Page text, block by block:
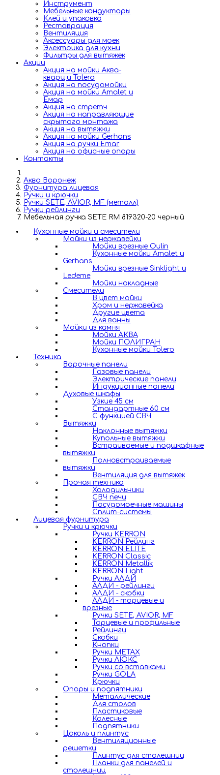
Инструмент
Мебельные кондукторы
Клей и упаковка
Реставрация
Вентиляция
Аксессуары для моек
Электрика для кухни
Фильтры для вытяжек
Акции
Акция на мойки Аква-
кварц и Tolero
Акция на посудомойки
Акция на мойки Amalet и
Емар
Акция на стретч
Акция на направляющие
скрытого монтажа
Акция на вытяжки
Акция на мойки Gerhans
Акция на ручки Emar
Акция на офисные опоры
Контакты
Аква Воронеж
Фурнитура лицевая
Ручки и крючки
Ручки SETE, AVIOR, MF (металл)
Ручки рейлинги
Мебельная ручка SETE RM 819320-20 черный
Кухонные мойки и смесители
Мойки из нержавейки
Мойки врезные Oulin
Кухонные мойки Amalet и
Gerhans
Мойки врезные Sinklight и
Ledeme
Мойки накладные
Смесители
В цвет мойки
Хром и нержавейка
Другие цвета
Для ванны
Мойки из камня
Мойки АКВА
Мойки ПОЛИГРАН
Кухонные мойки Tolero
Техника
Варочные панели
Газовые панели
Электрические панели
Индукционные панели
Духовые шкафы
Узкие 45 см
Стандартные 60 см
С функцией СВЧ
Вытяжки
Наклонные вытяжки
Купольные вытяжки
Встраиваемые и подшкафные
вытяжки
Полновстраиваемые
вытяжки
Вентиляция для вытяжек
Прочая техника
Холодильники
СВЧ печи
Посудомоечные машины
Сплит-системы
Лицевая фурнитура
Ручки и крючки
Ручки KERRON
KERRON Рейлинг
KERRON ELITE
KERRON Classic
KERRON Metallik
KERRON Light
Ручки АЛДИ
АЛДИ - рейлинги
АЛДИ - скобки
АЛДИ - торцевые и
врезные
Ручки SETE, AVIOR, MF
Торцевые и профильные
Рейлинги
Скобки
Кнопки
Ручки METAX
Ручки ЛЮКС
Ручки со вставками
Ручки GOLA
Крючки
Опоры и подпятники
Металлические
Для столов
Пластиковые
Колесные
Подпятники
Цоколь и плинтус
Вентиляционные
решетки
Плинтус для столешниц
Планки для панелей и
столешниц